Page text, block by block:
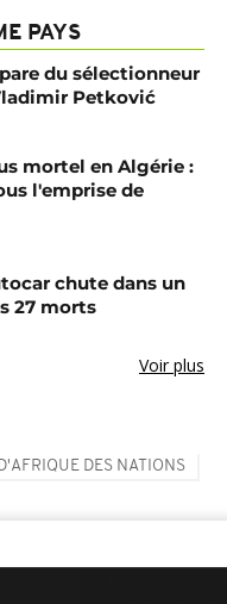
PAYS
du sélectionneur
Petković
mortel en Algérie :
l'emprise de
chute dans un
27 morts
Voir plus
DES NATIONS